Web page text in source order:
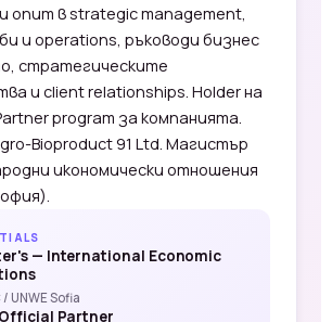
опит в strategic management,
и operations, ръководи бизнес
стратегическите
и client relationships. Holder на
program за компанията.
Bioproduct 91 Ltd. Магистър
икономически отношения
— International Economic
UNWE Sofia
Partner